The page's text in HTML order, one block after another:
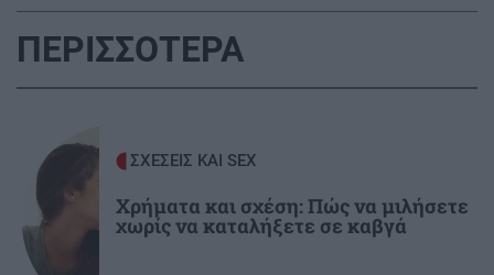
FIFA παραμένει σε ισχύ»
22:19
ΑΘΛΗΤΙΚΑ
την Μακάμπι Τελ Αβίβ και ετοιμάζεται για
ΟΦΗ (βίντεο)
ΠΕΡΙΕΡΓΑ - ΠΑΡΑΞΕΝΑ
ΠΕΡΙΣΣΟΤΕΡΑ
ΣΧΕΣΕΙΣ ΚΑΙ SEX
Χρήματα και σχέση: Πώς να μιλήσετε
χωρίς να καταλήξετε σε καβγά